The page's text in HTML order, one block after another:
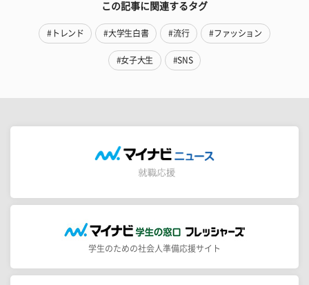
この記事に関連するタグ
#トレンド #大学生白書 #流行 #ファッション
#女子大生 #SNS
学生のための社会人準備応援サイト